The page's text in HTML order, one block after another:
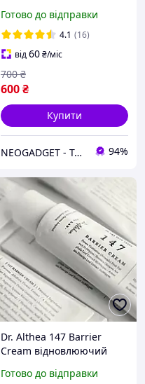
Готово до відправки
4.1 (16)
від60₴/міс
600₴
700 ₴
Купити
NEOGADGET - Твій провідник у світ сучасної техніки! 94%
Dr. Althea 147 Barrier
Cream відновлюючий
церамідами, пантенолом
Готово до відправки